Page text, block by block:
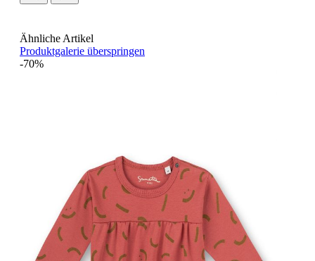
Ähnliche Artikel
Produktgalerie überspringen
-70%